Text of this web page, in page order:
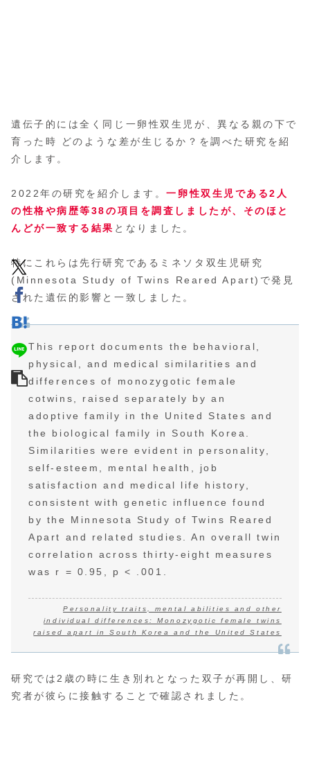
遺伝子的には全く同じ一卵性双生児が、異なる親の下で
育った時 どのような差が生じるか？を調べた研究を紹
介します。
2022年の研究を紹介します。一卵性双生児である2人
の性格や病歴等38の項目を調査しましたが、そのほと
んどが一致する結果 となりました。
特にこれらは先行研究であるミネソタ双生児研究
(Minnesota Study of Twins Reared Apart)で発見
された遺伝的影響と一致しました。
This report documents the behavioral,
physical, and medical similarities and
differences of monozygotic female
cotwins, raised separately by an
adoptive family in the United States and
the biological family in South Korea.
Similarities were evident in personality,
self-esteem, mental health, job
satisfaction and medical life history,
consistent with genetic influence found
by the Minnesota Study of Twins Reared
Apart and related studies. An overall twin
correlation across thirty-eight measures
was r = 0.95, p < .001.
Personality traits, mental abilities and other
individual differences: Monozygotic female twins
raised apart in South Korea and the United States
研究では2歳の時に生き別れとなった双子が再開し、研
究者が彼らに接触することで確認されました。